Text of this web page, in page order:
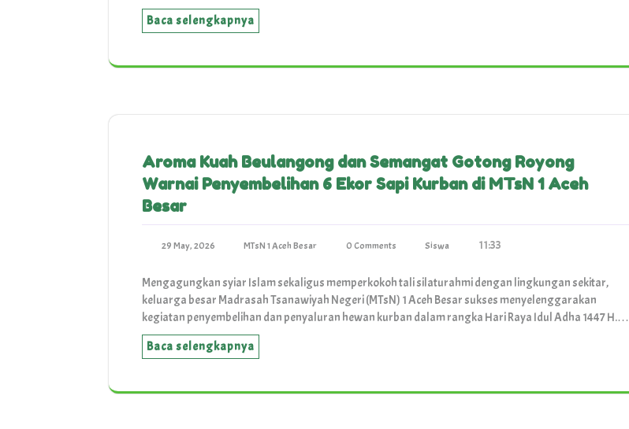
Baca selengkapnya
Aroma Kuah Beulangong dan Semangat Gotong Royong
Warnai Penyembelihan 6 Ekor Sapi Kurban di MTsN 1 Aceh
Besar
29 May, 2026 MTsN 1 Aceh Besar 0 Comments Siswa 11:33
Mengagungkan syiar Islam sekaligus memperkokoh tali silaturahmi dengan lingkungan sekitar,
keluarga besar Madrasah Tsanawiyah Negeri (MTsN) 1 Aceh Besar sukses menyelenggarakan
kegiatan penyembelihan dan penyaluran hewan kurban dalam rangka Hari Raya Idul Adha 1447 H.…
Baca selengkapnya